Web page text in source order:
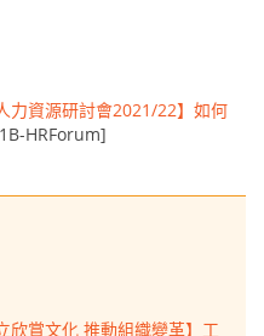
力資源研討會2021/22】如何
HRForum]
欣賞文化 推動組織變革】工